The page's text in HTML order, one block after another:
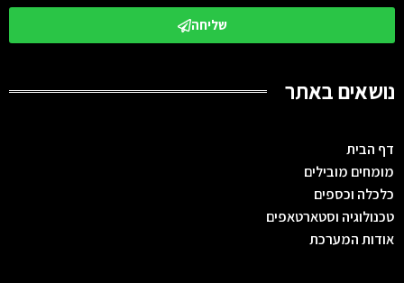
שליחה
נושאים באתר
דף הבית
מומחים מובילים
כלכלה וכספים
טכנולוגיה וסטארטאפים
אודות המערכת